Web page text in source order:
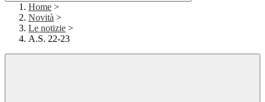
Home >
Novità >
Le notizie >
A.S. 22-23